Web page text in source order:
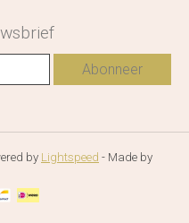
Abonneer
by Lightspeed - Made by